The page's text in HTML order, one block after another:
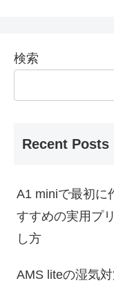
検索
Recent Posts
A1 miniで最初に
すすめの実用プ
し方
AMS liteの湿気